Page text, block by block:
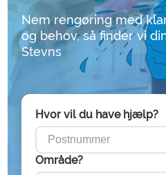
Nem rengøring med
og behov, så finder vi
Stevns
Hvor vil du have hjælp?
Område?